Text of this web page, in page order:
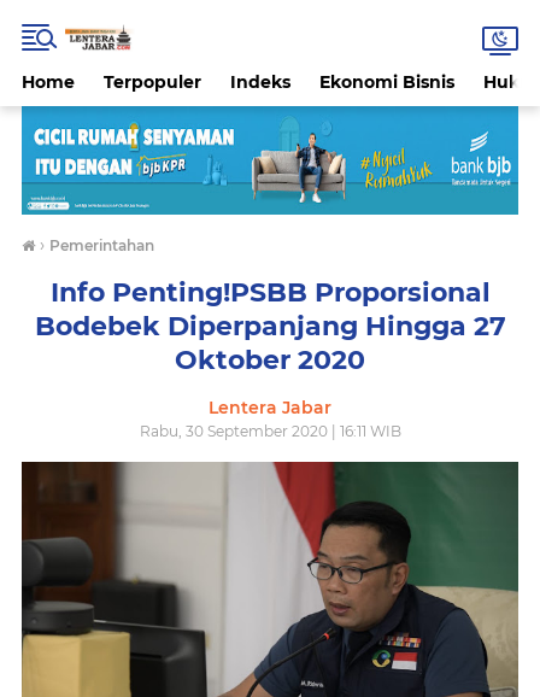
Home Terpopuler Indeks Ekonomi Bisnis
› Pemerintahan
Info Penting!PSBB Proporsional
Bodebek Diperpanjang Hingga 27
Oktober 2020
Lentera Jabar
Rabu, 30 September 2020 | 16:11 WIB